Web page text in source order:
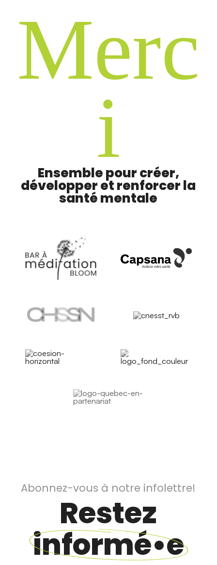
Merc
i
Ensemble pour créer,
développer et renforcer la
santé mentale
Abonnez-vous à notre infolettre!
Restez
informé•e